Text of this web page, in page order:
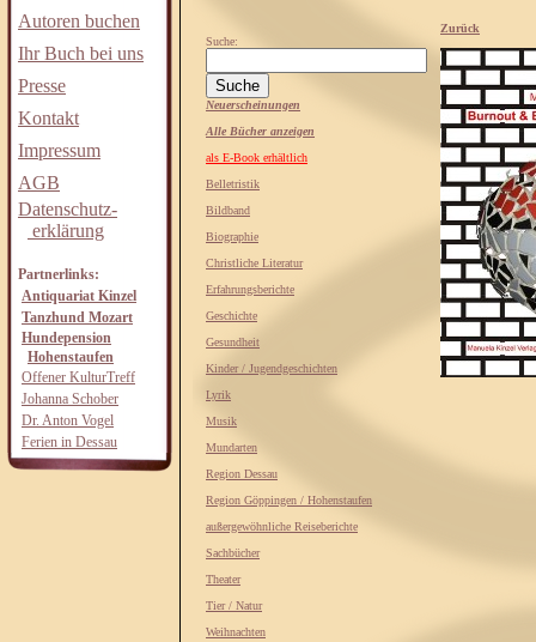
Autoren buchen
Ihr Buch bei uns
Presse
Kontakt
Impressum
AGB
Datenschutz-
erklärung
Partnerlinks:
Antiquariat Kinzel
Tanzhund Mozart
Hundepension
Hohenstaufen
Offener KulturTreff
Johanna Schober
Dr. Anton Vogel
Ferien in Dessau
Suche:
Neuerscheinungen
Alle Bücher anzeigen
als E-Book erhältlich
Belletristik
Bildband
Biographie
Christliche Literatur
Erfahrungsberichte
Geschichte
Gesundheit
Kinder / Jugendgeschichten
Lyrik
Musik
Mundarten
Region Dessau
Region Göppingen / Hohenstaufen
außergewöhnliche Reiseberichte
Sachbücher
Theater
Tier / Natur
Weihnachten
Zurück